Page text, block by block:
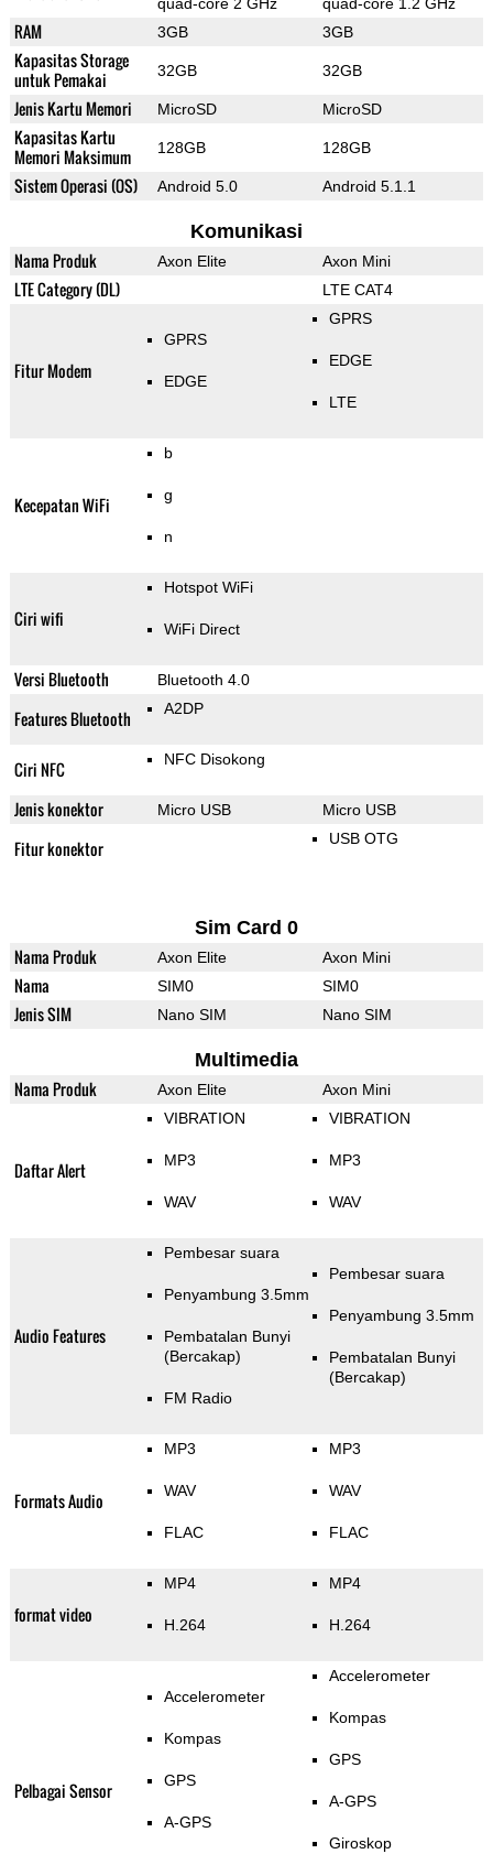
RAM 3GB 3GB
Kapasitas Storage
untuk Pemakai
32GB 32GB
Jenis Kartu Memori MicroSD MicroSD
Kapasitas Kartu
Memori Maksimum
128GB 128GB
Sistem Operasi (OS) Android 5.0 Android 5.1.1
Komunikasi
Nama Produk Axon Elite Axon Mini
LTE Category (DL) LTE CAT4
Fitur Modem
GPRS
EDGE
GPRS
EDGE
LTE
Kecepatan WiFi
b
g
n
Ciri wifi
Hotspot WiFi
WiFi Direct
Versi Bluetooth Bluetooth 4.0
Features Bluetooth A2DP
Ciri NFC NFC Disokong
Jenis konektor Micro USB Micro USB
Fitur konektor USB OTG
Sim Card 0
Nama Produk Axon Elite Axon Mini
Nama SIM0 SIM0
Jenis SIM Nano SIM Nano SIM
Multimedia
Nama Produk Axon Elite Axon Mini
Daftar Alert
VIBRATION
MP3
WAV
VIBRATION
MP3
WAV
Audio Features
Pembesar suara
Penyambung 3.5mm
Pembatalan Bunyi
(Bercakap)
FM Radio
Pembesar suara
Penyambung 3.5mm
Pembatalan Bunyi
(Bercakap)
Formats Audio
MP3
WAV
FLAC
MP3
WAV
FLAC
format video
MP4
H.264
MP4
H.264
Pelbagai Sensor
Accelerometer
Kompas
GPS
A-GPS
Accelerometer
Kompas
GPS
A-GPS
Giroskop